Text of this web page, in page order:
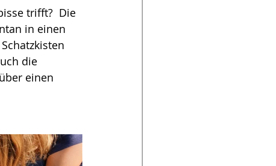
trifft?  Die
in einen
die
einen